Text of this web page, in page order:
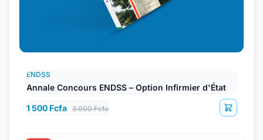
ENDSS
Annale Concours ENDSS – Option Infirmier d'État
1 500 Fcfa 3 000 Fcfa